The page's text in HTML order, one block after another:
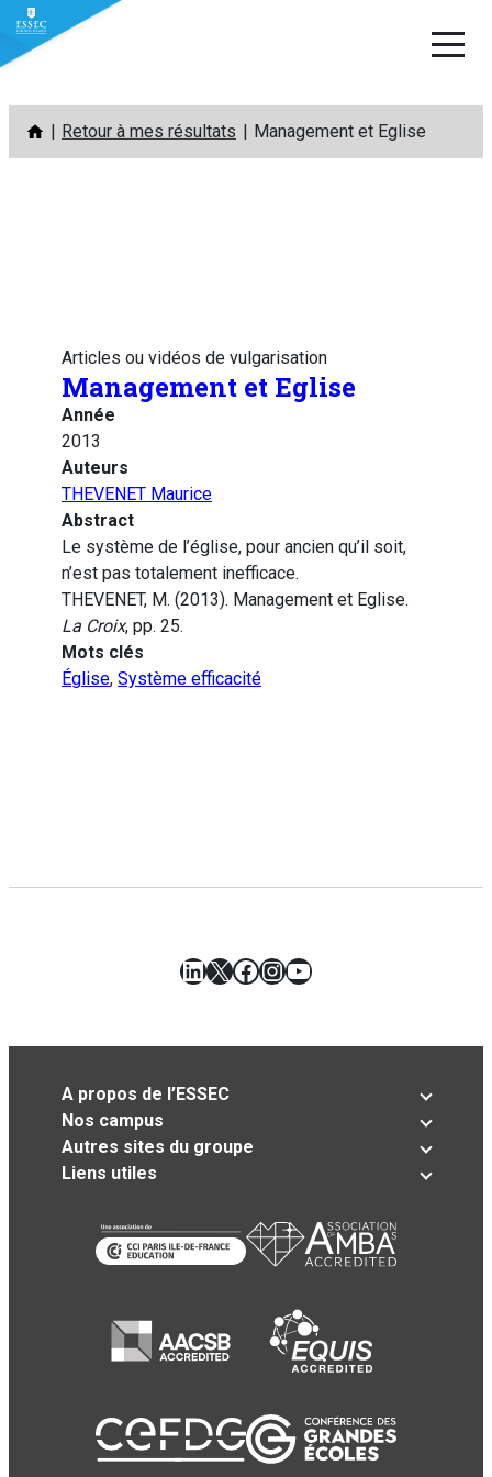
Aller
contenu
Retour à mes résultats Management et Eglise
Articles ou vidéos de vulgarisation
Management et Eglise
Année
2013
Auteurs
THEVENET Maurice
Abstract
Le système de l’église, pour ancien qu’il soit,
n’est pas totalement inefficace.
THEVENET, M. (2013). Management et Eglise.
La Croix, pp. 25.
Mots clés
Église, Système efficacité
LinkedIn
X Facebook
Instagram
YouTube
A propos de l’ESSEC
Nos campus
Autres sites du groupe
Liens utiles